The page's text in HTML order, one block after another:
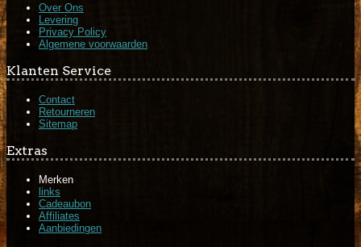
Over Ons
Levering
Privacy Policy
Algemene voorwaarden
Klanten Service
Contact
Retourneren
Sitemap
Extras
Merken
links
Cadeaubon
Affiliates
Aanbiedingen